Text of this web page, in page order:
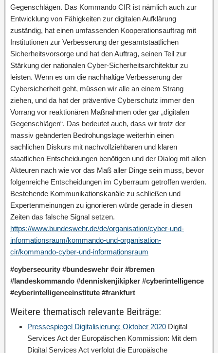
Gegenschlägen. Das Kommando CIR ist nämlich auch zur
Entwicklung von Fähigkeiten zur digitalen Aufklärung
zuständig, hat einen umfassenden Kooperationsauftrag mit
Institutionen zur Verbesserung der gesamtstaatlichen
Sicherheitsvorsorge und hat den Auftrag, seinen Teil zur
Stärkung der nationalen Cyber-Sicherheitsarchitektur zu
leisten. Wenn es um die nachhaltige Verbesserung der
Cybersicherheit geht, müssen wir alle an einem Strang
ziehen, und da hat der präventive Cyberschutz immer den
Vorrang vor reaktionären Maßnahmen oder gar „digitalen
Gegenschlägen“. Das bedeutet auch, dass wir trotz der
massiv geänderten Bedrohungslage weiterhin einen
sachlichen Diskurs mit nachvollziehbaren und klaren
staatlichen Entscheidungen benötigen und der Dialog mit allen
Akteuren nach wie vor das Maß aller Dinge sein muss, bevor
folgenreiche Entscheidungen im Cyberraum getroffen werden.
Bestehende Kommunikationskanäle zu schließen und
Expertenmeinungen zu ignorieren würde gerade in diesen
Zeiten das falsche Signal setzen.
https://www.bundeswehr.de/de/organisation/cyber-und-
informationsraum/kommando-und-organisation-
cir/kommando-cyber-und-informationsraum
#cybersecurity #bundeswehr #cir #bremen
#landeskommando #denniskenjikipker #cyberintelligence
#cyberintelligenceinstitute #frankfurt
Weitere thematisch relevante Beiträge:
Pressespiegel Digitalisierung: Oktober 2020 Digital
Services Act der Europäischen Kommission: Mit dem
Digital Services Act verfolgt die Europäische